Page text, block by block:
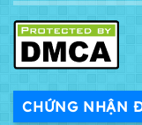
CHỨNG NHẬN